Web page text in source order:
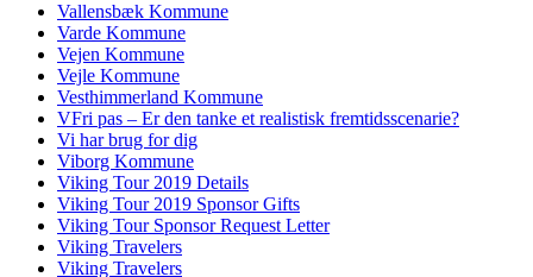
Vallensbæk Kommune
Varde Kommune
Vejen Kommune
Vejle Kommune
Vesthimmerland Kommune
VFri pas – Er den tanke et realistisk fremtidsscenarie?
Vi har brug for dig
Viborg Kommune
Viking Tour 2019 Details
Viking Tour 2019 Sponsor Gifts
Viking Tour Sponsor Request Letter
Viking Travelers
Viking Travelers